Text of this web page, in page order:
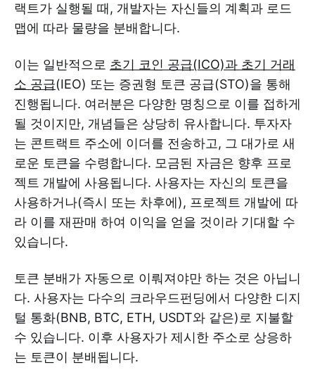
랙트가 실행될 때, 개발자는 자신들의 계획과 로드
맵에 따라 물량을 분배합니다.
이는 일반적으로 초기 코인 공급(ICO)과 초기 거래
소 공급(IEO) 또는 증권형 토큰 공급(STO)을 통해
진행됩니다. 여러분은 다양한 명칭으로 이를 접하게
될 것이지만, 개념들은 상당히 유사합니다. 투자자
는 콘트랙트 주소에 이더를 전송하고, 그 대가로 새
로운 토큰을 수령합니다. 모금된 자금은 향후 프로
젝트 개발에 사용됩니다. 사용자는 자신의 토큰을
사용하거나(즉시 또는 차후에), 프로젝트 개발에 따
라 이를 재판매 하여 이익을 얻을 것이라 기대할 수
있습니다.
토큰 분배가 자동으로 이뤄져야만 하는 것은 아닙니
다. 사용자는 다수의 크라우드펀딩에서 다양한 디지
털 통화(BNB, BTC, ETH, USDT와 같은)로 지불할
수 있습니다. 이후 사용자가 제시한 주소로 상응하
는 토큰이 분배됩니다.